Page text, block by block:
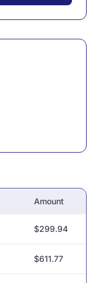
Amount
$299.94
$611.77